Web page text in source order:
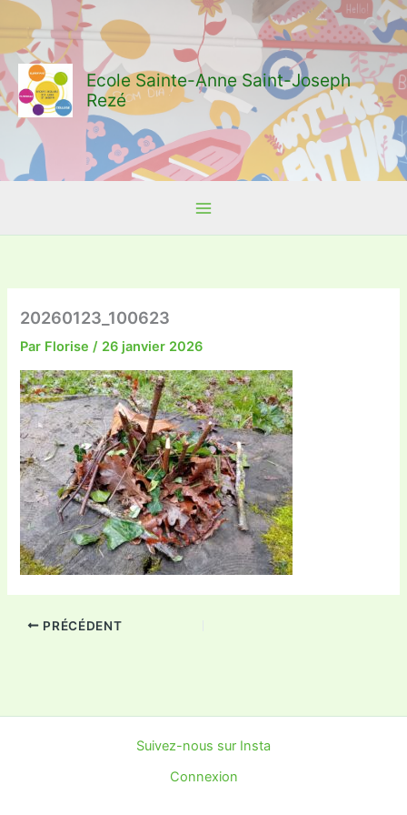
Aller
contenu
Ecole Sainte-Anne Saint-Joseph
Rezé
20260123_100623
Par Florise/ 26 janvier 2026
PRÉCÉDENT
Suivez-nous sur Insta
Connexion